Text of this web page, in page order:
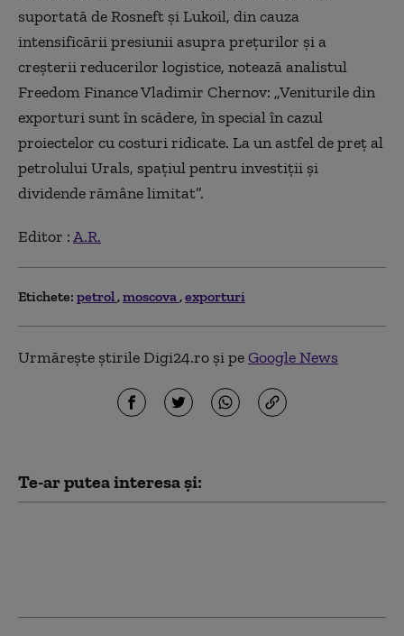
suportată de Rosneft și Lukoil, din cauza
intensificării presiunii asupra prețurilor și a
creșterii reducerilor logistice, notează analistul
Freedom Finance Vladimir Chernov: „Veniturile din
exporturi sunt în scădere, în special în cazul
proiectelor cu costuri ridicate. La un astfel de preț al
petrolului Urals, spațiul pentru investiții și
dividende rămâne limitat”.
Editor :A.R.
Etichete: petrol moscova exporturi
Urmărește știrile Digi24.ro și peGoogle News
Te-ar putea interesa și: